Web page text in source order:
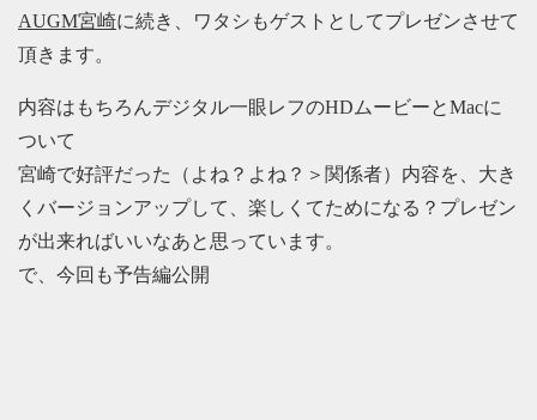
AUGM宮崎に続き、ワタシもゲストとしてプレゼンさせて
頂きます。
内容はもちろんデジタル一眼レフのHDムービーとMacに
ついて
宮崎で好評だった（よね？よね？＞関係者）内容を、大き
くバージョンアップして、楽しくてためになる？プレゼン
が出来ればいいなあと思っています。
で、今回も予告編公開